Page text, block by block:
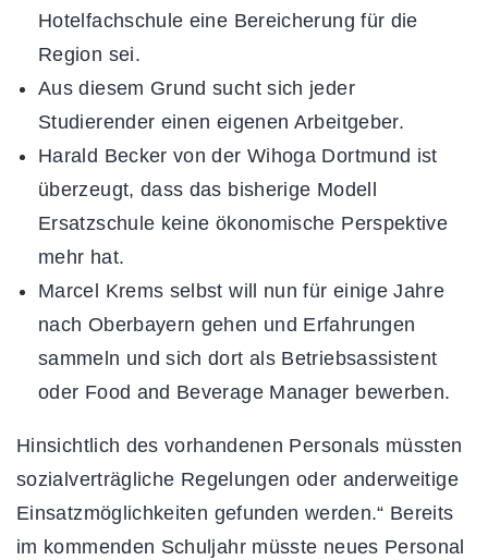
Hotelfachschule eine Bereicherung für die
Region sei.
Aus diesem Grund sucht sich jeder
Studierender einen eigenen Arbeitgeber.
Harald Becker von der Wihoga Dortmund ist
überzeugt, dass das bisherige Modell
Ersatzschule keine ökonomische Perspektive
mehr hat.
Marcel Krems selbst will nun für einige Jahre
nach Oberbayern gehen und Erfahrungen
sammeln und sich dort als Betriebsassistent
oder Food and Beverage Manager bewerben.
Hinsichtlich des vorhandenen Personals müssten
sozialverträgliche Regelungen oder anderweitige
Einsatzmöglichkeiten gefunden werden.“ Bereits
im kommenden Schuljahr müsste neues Personal